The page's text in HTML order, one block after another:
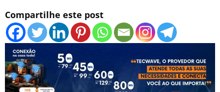
Compartilhe este post